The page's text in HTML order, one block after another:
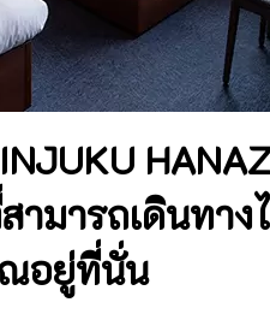
ามารถเดินทาง
ณอยู่ที่นั่น